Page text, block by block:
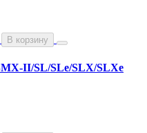
В корзину
II/SL/SLe/SLX/SLXe